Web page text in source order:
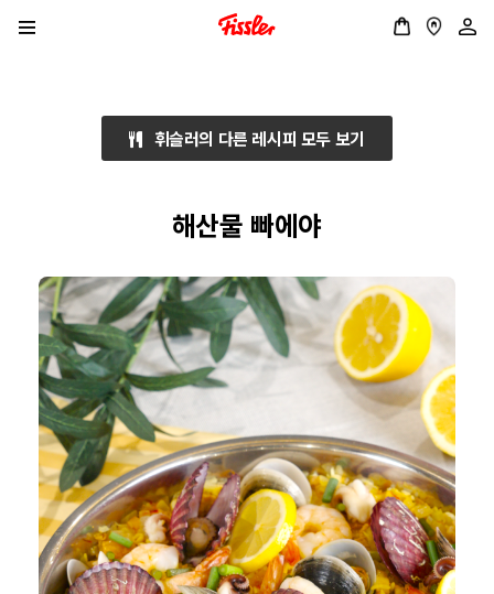
휘슬러의 다른 레시피 모두 보기
해산물 빠에야